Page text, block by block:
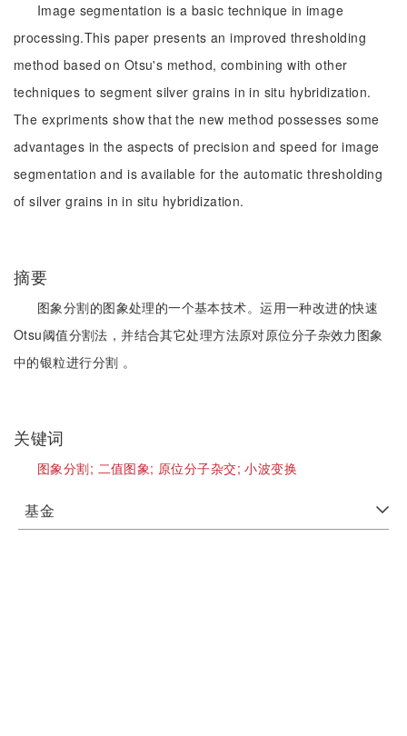
Image segmentation is a basic technique in image
processing.This paper presents an improved thresholding
method based on Otsu's method, combining with other
techniques to segment silver grains in in situ hybridization.
The expriments show that the new method possesses some
advantages in the aspects of precision and speed for image
segmentation and is available for the automatic thresholding
of silver grains in in situ hybridization.
摘要
图象分割的图象处理的一个基本技术。运用一种改进的快速
Otsu阈值分割法，并结合其它处理方法原对原位分子杂效力图象
中的银粒进行分割 。
关键词
图象分割; 二值图象; 原位分子杂交;小波变换
基金